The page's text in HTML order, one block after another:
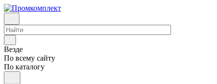
Везде
По всему сайту
По каталогу